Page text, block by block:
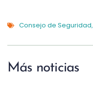
Consejo de Seguridad,
Más noticias